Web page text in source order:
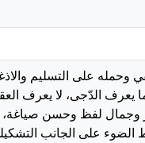
وحمله على التسليم
يعرف الدّجى، لا يعرف
لفظ وحسن صياغة،
الضوء على الجانب